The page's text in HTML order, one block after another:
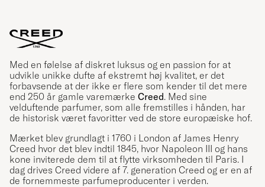
Med en følelse af diskret luksus og en passion for at
udvikle unikke dufte af ekstremt høj kvalitet, er det
forbavsende at der ikke er flere som kender til det mere
end 250 år gamle varemærke Creed. Med sine
velduftende parfumer, som alle fremstilles i hånden, har
de historisk været favoritter ved de store europæiske hof.
Mærket blev grundlagt i 1760 i London af James Henry
Creed hvor det blev indtil 1845, hvor Napoleon III og hans
kone inviterede dem til at flytte virksomheden til Paris. I
dag drives Creed videre af 7. generation Creed og er en af
de fornemmeste parfumeproducenter i verden.